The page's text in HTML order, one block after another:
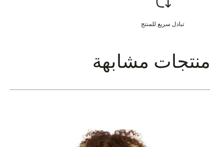
تبادل سريع للمنتج
منتجات مشابهة